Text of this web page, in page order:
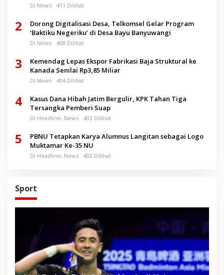
Di News 411 Dilihat
2
Dorong Digitalisasi Desa, Telkomsel Gelar Program
‘Baktiku Negeriku’ di Desa Bayu Banyuwangi
Di News 408 Dilihat
3
Kemendag Lepas Ekspor Fabrikasi Baja Struktural ke
Kanada Senilai Rp3,85 Miliar
Di News 404 Dilihat
4
Kasus Dana Hibah Jatim Bergulir, KPK Tahan Tiga
Tersangka Pemberi Suap
Di Headline, News 403 Dilihat
5
PBNU Tetapkan Karya Alumnus Langitan sebagai Logo
Muktamar Ke-35 NU
Di Headline, News 402 Dilihat
Sport